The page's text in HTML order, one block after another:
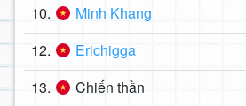
10. Minh Khang
12. Erichigga
13. Chiến thần